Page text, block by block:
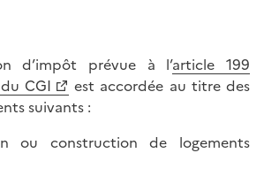
d’impôt prévue à l’article 199
CGI
est accordée au titre des
suivants :
ou construction de logements